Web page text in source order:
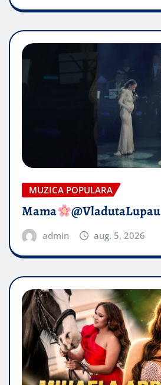
MUZICA POPULARA
Mama @VladutaLupau
admin aug. 5, 2026